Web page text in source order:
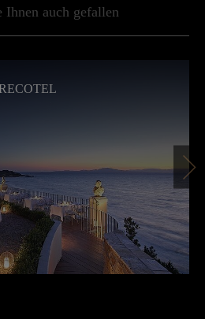
Ihnen auch gefallen